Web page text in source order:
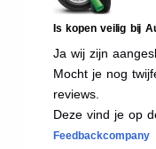
Is kopen veilig bij
Ja wij zijn
Mocht je nog
reviews.
Deze vind je op
Feedbackcompany